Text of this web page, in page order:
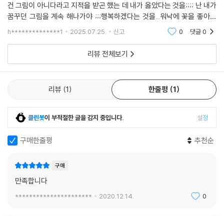
건 그림이 아니다라고 지적을 받곤 했는 데 내가 옳았다는 것을;;;; 난 내가
꿈꾸던 그림을 계속 해나가야 ;;;행복하겠다는 것을...워낙에 꽃을 좋아하
는 나로서는꽃을 키우고 가꾸는 꿈을 꾸었지만 현실상 그렇지를 못하고 대
h**************1 2025.07.25. 신고 0 댓글0
리뷰 전체보기
리뷰 1 한줄평 1
클린봇이 부적절한 글을 감지 중입니다. 설정
구매한줄평 추천순
구매
만족합니다
********************** 2020.12.14. 0